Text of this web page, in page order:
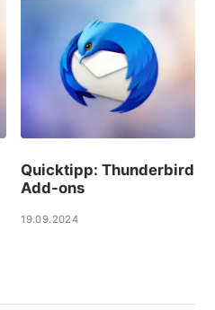
Quicktipp: Thunderbird
Add-ons
19.09.2024